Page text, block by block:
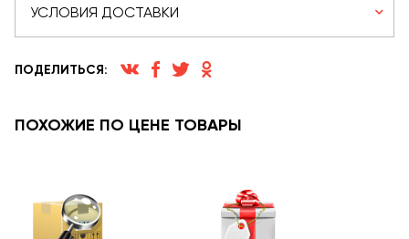
УСЛОВИЯ ДОСТАВКИ
ПОДЕЛИТЬСЯ:
ПОХОЖИЕ ПО ЦЕНЕ ТОВАРЫ